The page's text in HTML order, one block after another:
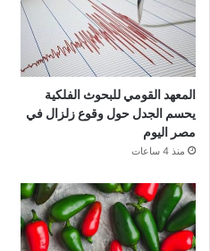
المعهد القومي للبحوث الفلكية
يحسم الجدل حول وقوع زلزال في
مصر اليوم
منذ 4 ساعات